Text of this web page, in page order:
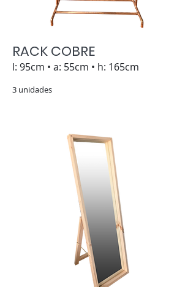
RACK COBRE
l: 95cm • a: 55cm • h: 165cm
3 unidades